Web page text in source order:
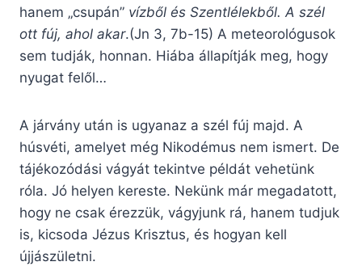
hanem „csupán” vízből és Szentlélekből. A szél
ott fúj, ahol akar.(Jn 3, 7b-15) A meteorológusok
sem tudják, honnan. Hiába állapítják meg, hogy
nyugat felől…
A járvány után is ugyanaz a szél fúj majd. A
húsvéti, amelyet még Nikodémus nem ismert. De
tájékozódási vágyát tekintve példát vehetünk
róla. Jó helyen kereste. Nekünk már megadatott,
hogy ne csak érezzük, vágyjunk rá, hanem tudjuk
is, kicsoda Jézus Krisztus, és hogyan kell
újjászületni.